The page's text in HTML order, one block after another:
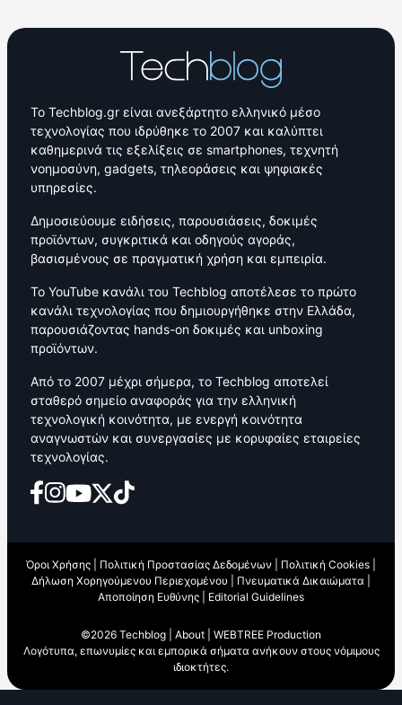
Το Techblog.gr είναι ανεξάρτητο ελληνικό μέσο
τεχνολογίας που ιδρύθηκε το 2007 και καλύπτει
καθημερινά τις εξελίξεις σε smartphones, τεχνητή
νοημοσύνη, gadgets, τηλεοράσεις και ψηφιακές
υπηρεσίες.
Δημοσιεύουμε ειδήσεις, παρουσιάσεις, δοκιμές
προϊόντων, συγκριτικά και οδηγούς αγοράς,
βασισμένους σε πραγματική χρήση και εμπειρία.
Το YouTube κανάλι του Techblog αποτέλεσε το πρώτο
κανάλι τεχνολογίας που δημιουργήθηκε στην Ελλάδα,
παρουσιάζοντας hands-on δοκιμές και unboxing
προϊόντων.
Από το 2007 μέχρι σήμερα, το Techblog αποτελεί
σταθερό σημείο αναφοράς για την ελληνική
τεχνολογική κοινότητα, με ενεργή κοινότητα
αναγνωστών και συνεργασίες με κορυφαίες εταιρείες
τεχνολογίας.
Όροι Χρήσης Πολιτική Προστασίας Δεδομένων Πολιτική Cookies
Δήλωση Χορηγούμενου Περιεχομένου
Πνευματικά Δικαιώματα
Αποποίηση Ευθύνης
Editorial Guidelines
©2026 Techblog | About
WEBTREE Production
Λογότυπα, επωνυμίες και εμπορικά σήματα ανήκουν στους νόμιμους
ιδιοκτήτες.